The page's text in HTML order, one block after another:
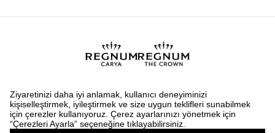
2026 ® Regnum Hotels. Tüm hakları saklıdır.